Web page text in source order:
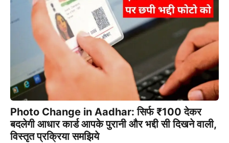
Photo Change in Aadhar: सिर्फ ₹100 देकर
बदलेगी आधार कार्ड आपके पुरानी और भद्दी सी दिखने वाली,
विस्तृत प्रक्रिया समझिये